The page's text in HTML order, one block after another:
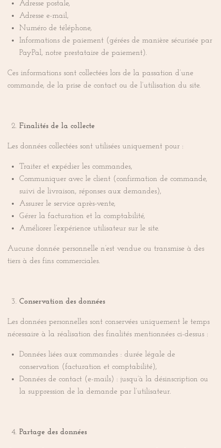
Adresse postale,
Adresse e-mail,
Numéro de téléphone,
Informations de paiement (gérées de manière sécurisée par
PayPal, notre prestataire de paiement).
Ces informations sont collectées lors de la passation d’une
commande, de la prise de contact ou de l’utilisation du site.
Finalités de la collecte
Les données collectées sont utilisées uniquement pour :
Traiter et expédier les commandes,
Communiquer avec le client (confirmation de commande,
suivi de livraison, réponses aux demandes),
Assurer le service après-vente,
Gérer la facturation et la comptabilité,
Améliorer l’expérience utilisateur sur le site.
Aucune donnée personnelle n’est vendue ou transmise à des
tiers à des fins commerciales.
Conservation des données
Les données personnelles sont conservées uniquement le temps
nécessaire à la réalisation des finalités mentionnées ci-dessus :
Données liées aux commandes : durée légale de
conservation (facturation et comptabilité),
Données de contact (e-mails) : jusqu’à la désinscription ou
la suppression de la demande par l’utilisateur.
Partage des données